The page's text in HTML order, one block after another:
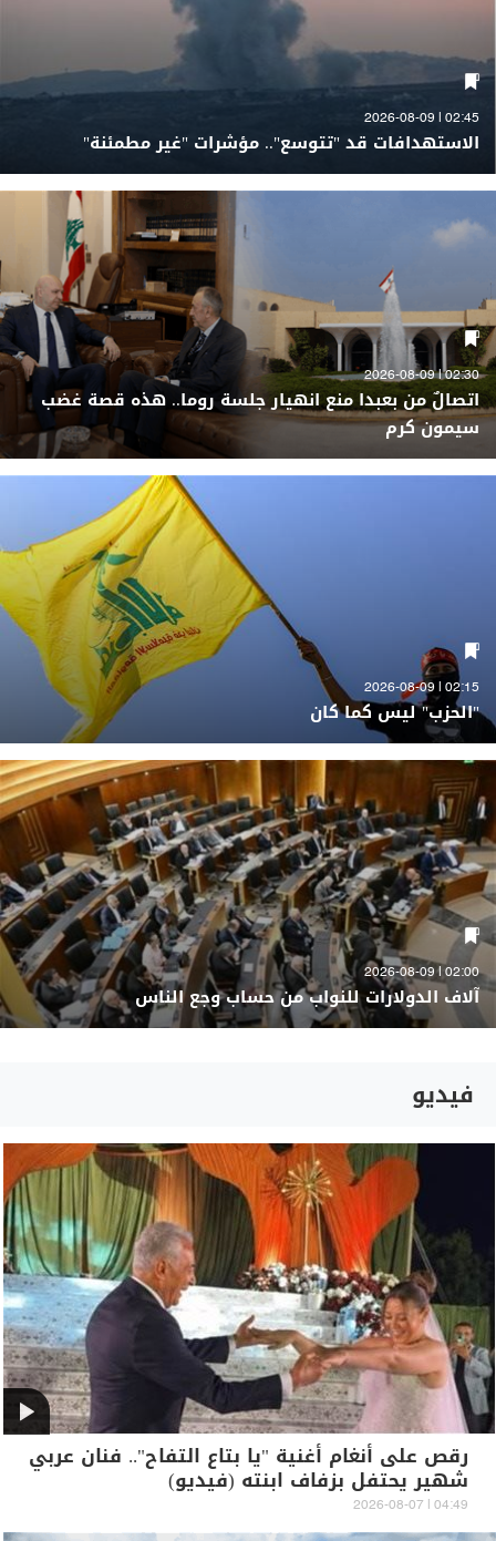
02:45 | 2026-08-09
الاستهدافات قد "تتوسع".. مؤشرات "غير مطمئنة"
02:30 | 2026-08-09
اتصالٌ من بعبدا منع انهيار جلسة روما.. هذه قصة غضب
سيمون كرم
02:15 | 2026-08-09
"الحزب" ليس كما كان
02:00 | 2026-08-09
آلاف الدولارات للنواب من حساب وجع الناس
فيديو
رقص على أنغام أغنية "يا بتاع التفاح".. فنان عربي
شهير يحتفل بزفاف ابنته (فيديو)
04:49 | 2026-08-07